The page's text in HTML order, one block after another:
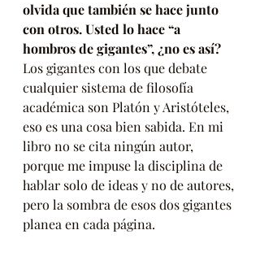
olvida que también se hace junto
con otros. Usted lo hace “a
hombros de gigantes”, ¿no es así?
Los gigantes con los que debate
cualquier sistema de filosofía
académica son Platón y Aristóteles,
eso es una cosa bien sabida. En mi
libro no se cita ningún autor,
porque me impuse la disciplina de
hablar solo de ideas y no de autores,
pero la sombra de esos dos gigantes
planea en cada página.